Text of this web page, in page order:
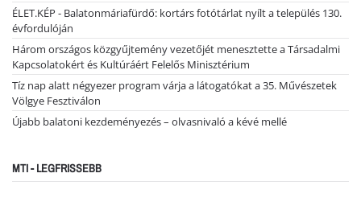
ÉLET.KÉP - Balatonmáriafürdő: kortárs fotótárlat nyílt a település 130.
évfordulóján
Három országos közgyűjtemény vezetőjét menesztette a Társadalmi
Kapcsolatokért és Kultúráért Felelős Minisztérium
Tíz nap alatt négyezer program várja a látogatókat a 35. Művészetek
Völgye Fesztiválon
Újabb balatoni kezdeményezés – olvasnivaló a kévé mellé
MTI - LEGFRISSEBB